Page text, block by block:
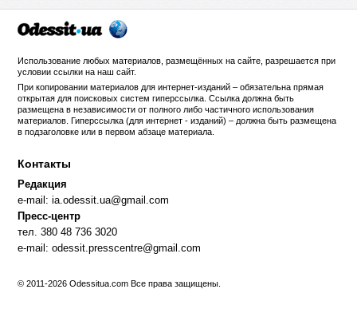
Использование любых материалов, размещённых на сайте, разрешается при
условии ссылки нанаш сайт.
При копировании материалов для интернет-изданий – обязательна прямая
открытая для поисковых систем гиперссылка. Ссылка должна быть
размещена в независимости от полного либо частичного использования
материалов. Гиперссылка (для интернет - изданий) – должна быть размещена
в подзаголовке или в первом абзаце материала.
Контакты
Редакция
e-mail:ia.odessit.ua@gmail.com
Пресс-центр
тел. 380 48 736 3020
e-mail:odessit.presscentre@gmail.com
© 2011-2026 Odessitua.com Все права защищены.